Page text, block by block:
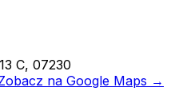
C, 07230
na Google Maps →